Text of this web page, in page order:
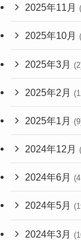
2025年11月
2025年10月
2025年3月
2025年2月
2025年1月
2024年12月
2024年6月
2024年5月
2024年3月